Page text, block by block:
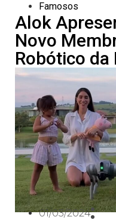
Famosos
Alok
Novo
Robótico da
01/03/2024